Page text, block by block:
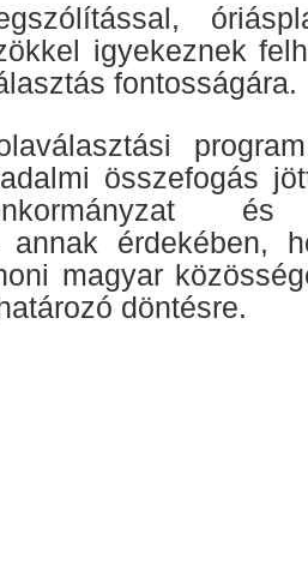
igyekeznek
fontosságára.
összefogás
és
annak érdekében,
magyar
döntésre.